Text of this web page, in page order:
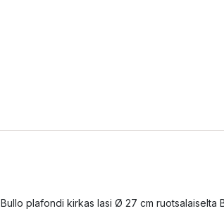
Bullo plafondi kirkas lasi Ø 27 cm ruotsalaiselta